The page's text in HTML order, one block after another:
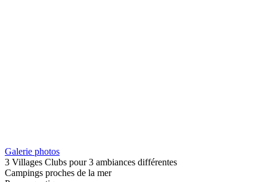
Galerie photos
3 Villages Clubs pour 3 ambiances différentes
Campings proches de la mer